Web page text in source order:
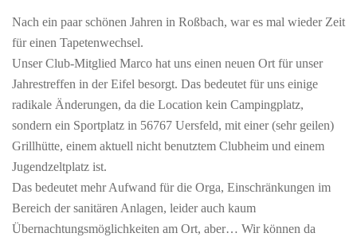
Nach ein paar schönen Jahren in Roßbach, war es mal wieder Zeit
für einen Tapetenwechsel.
Unser Club-Mitglied Marco hat uns einen neuen Ort für unser
Jahrestreffen in der Eifel besorgt. Das bedeutet für uns einige
radikale Änderungen, da die Location kein Campingplatz,
sondern ein Sportplatz in 56767 Uersfeld, mit einer (sehr geilen)
Grillhütte, einem aktuell nicht benutztem Clubheim und einem
Jugendzeltplatz ist.
Das bedeutet mehr Aufwand für die Orga, Einschränkungen im
Bereich der sanitären Anlagen, leider auch kaum
Übernachtungsmöglichkeiten am Ort, aber… Wir können da